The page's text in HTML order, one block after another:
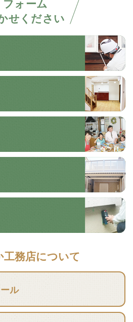
フォーム
せください
務店について
ル